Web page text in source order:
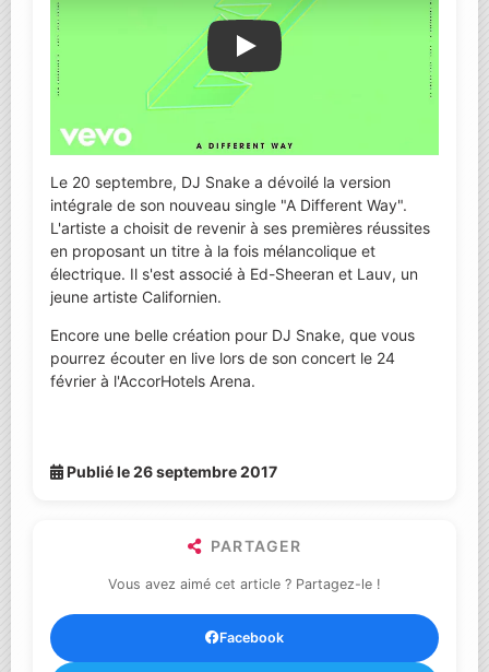
Lire la vidéo YouTube
Le 20 septembre, DJ Snake a dévoilé la version
intégrale de son nouveau single "A Different Way".
L'artiste a choisit de revenir à ses premières réussites
en proposant un titre à la fois mélancolique et
électrique. Il s'est associé à Ed-Sheeran et Lauv, un
jeune artiste Californien.
Encore une belle création pour DJ Snake, que vous
pourrez écouter en live lors de son concert le 24
février à l'AccorHotels Arena.
Publié le 26 septembre 2017
PARTAGER
Vous avez aimé cet article ? Partagez-le !
Facebook